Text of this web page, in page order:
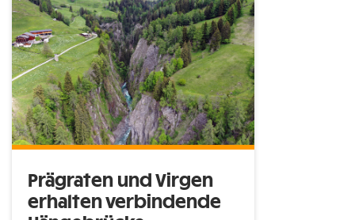
Prägraten und Virgen
erhalten verbindende